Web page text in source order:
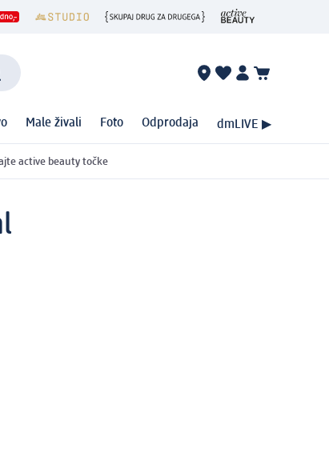
Male živali Foto Odprodaja dmLIVE ▶
active beauty točke